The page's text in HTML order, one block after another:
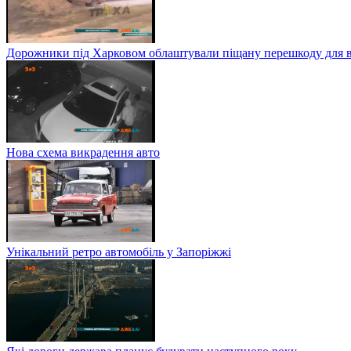
Дорожники під Харковом облаштували піщану перешкоду для
Нова схема викрадення авто
Унікальний ретро автомобіль у Запоріжжі